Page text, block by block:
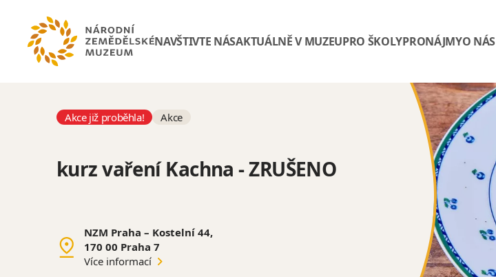
NAVŠTIVTE NÁSAKTUÁLNĚ V MUZEUPRO ŠKOLYPRONÁJMYO NÁS
Akce již proběhla! Akce
kurz vaření Kachna - ZRUŠENO
NZM Praha – Kostelní 44,
170 00 Praha 7
Více informací